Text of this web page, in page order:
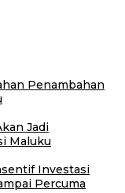
Penambahan
Jadi
Maluku
Investasi
Percuma